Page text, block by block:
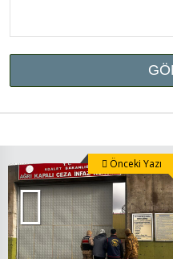
Önceki Yazı